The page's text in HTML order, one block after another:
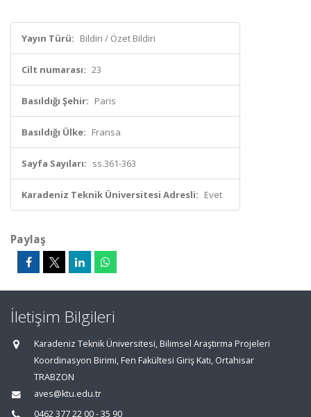
Yayın Türü: Bildiri / Özet Bildiri
Cilt numarası: 23
Basıldığı Şehir: Paris
Basıldığı Ülke: Fransa
Sayfa Sayıları: ss.361-363
Karadeniz Teknik Üniversitesi Adresli: Evet
Paylaş
İletişim Bilgileri
Karadeniz Teknik Üniversitesi, Bilimsel Araştırma Projeleri
Koordinasyon Birimi, Fen Fakültesi Giriş Katı, Ortahisar
TRABZON
aves@ktu.edu.tr
0462 377 22 00 - 35 90